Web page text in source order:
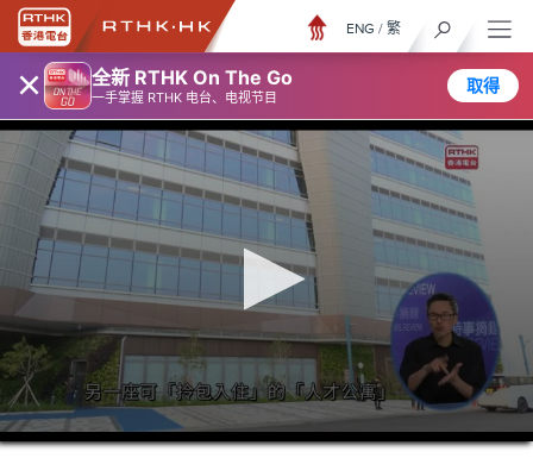
× 全新 RTHK On The Go
一手掌握 RTHK 电台、电视节目
取得
ENG / 繁
0
seconds